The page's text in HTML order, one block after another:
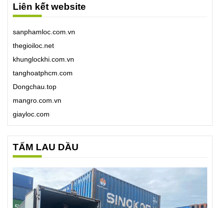
Liên kết website
sanphamloc.com.vn
thegioiloc.net
khunglockhi.com.vn
tanghoatphcm.com
Dongchau.top
mangro.com.vn
giayloc.com
TẤM LAU DẦU